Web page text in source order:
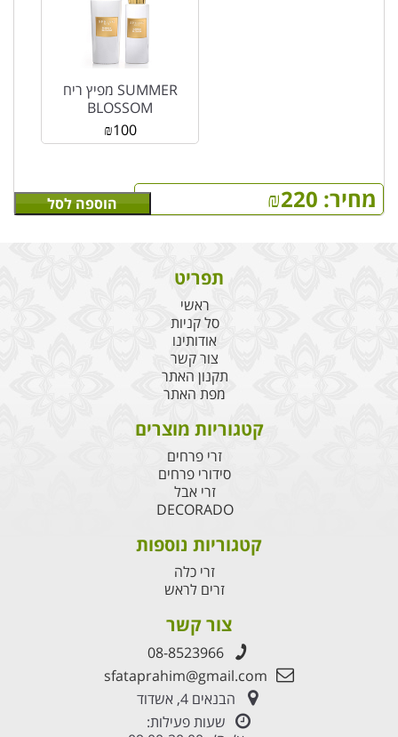
מחיר: ₪220 הוספה לסל
מפיץ ריח SUMMER
BLOSSOM
₪100
תפריט
ראשי
סל קניות
אודותינו
צור קשר
תקנון האתר
מפת האתר
קטגוריות מוצרים
זרי פרחים
סידורי פרחים
זרי אבל
DECORADO
קטגוריות נוספות
זרי כלה
זרים לראש
צור קשר
08-8523966
sfataprahim@gmail.com
הבנאים 4, אשדוד
שעות פעילות: